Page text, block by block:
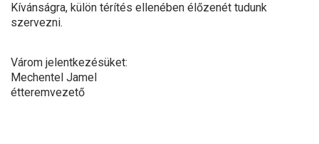
Kívánságra, külön térítés ellenében élőzenét tudunk
szervezni.
Várom jelentkezésüket:
Mechentel Jamel
étteremvezető